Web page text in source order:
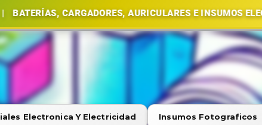
AURICULARES E INSUMOS
Electronica Y Electricidad Insumos Fotograficos